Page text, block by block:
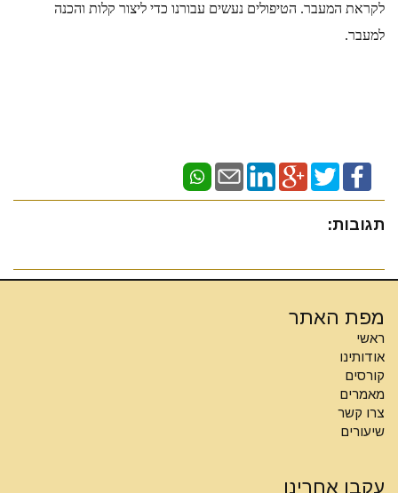
למעבר.
תגובות:
מפת האתר
ראשי
אודותינו
קורסים
מאמרים
צרו קשר
שיעורים
עקבו אחרינו